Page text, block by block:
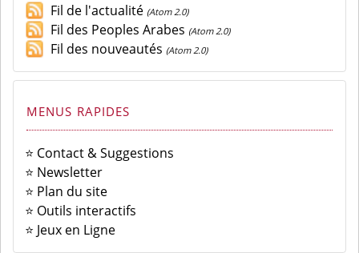
Fil de l'actualité (Atom 2.0)
Fil des Peoples Arabes (Atom 2.0)
Fil des nouveautés (Atom 2.0)
MENUS RAPIDES
⭐ Contact & Suggestions
⭐ Newsletter
⭐ Plan du site
⭐ Outils interactifs
⭐ Jeux en Ligne